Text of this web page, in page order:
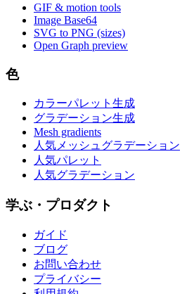
GIF & motion tools
Image Base64
SVG to PNG (sizes)
Open Graph preview
色
カラーパレット生成
グラデーション生成
Mesh gradients
人気メッシュグラデーション
人気パレット
人気グラデーション
学ぶ・プロダクト
ガイド
ブログ
お問い合わせ
プライバシー